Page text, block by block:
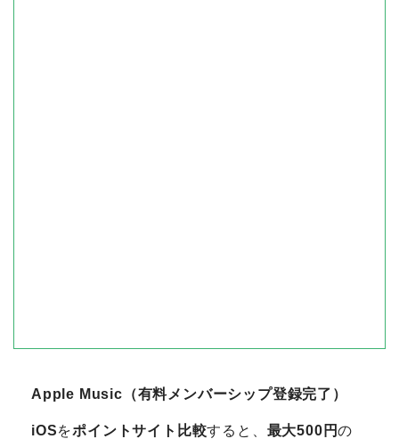
Apple Music（有料メンバーシップ登録完了）
iOSをポイントサイト比較すると、 最大500円の